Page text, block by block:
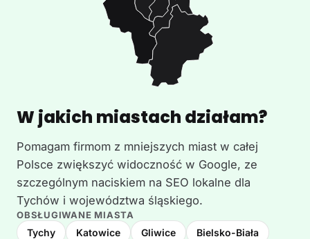
W jakich miastach działam?
Pomagam firmom z mniejszych miast w całej
Polsce zwiększyć widoczność w Google, ze
szczególnym naciskiem na SEO lokalne dla
Tychów i województwa śląskiego.
OBSŁUGIWANE MIASTA
Tychy Katowice Gliwice Bielsko-Biała